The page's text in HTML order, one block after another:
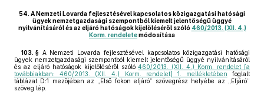
54. A Nemzeti Lovarda fejlesztésével kapcsolatos közigazgatási hatósági
ügyek nemzetgazdasági szempontból kiemelt jelentőségű üggyé
nyilvánításáról és az eljáró hatóságok kijelöléséről szóló 460/2013. (XII. 4.)
Korm. rendeletemódosítása
103. § A Nemzeti Lovarda fejlesztésével kapcsolatos közigazgatási hatósági
ügyek nemzetgazdasági szempontból kiemelt jelentőségű üggyé nyilvánításáról
és az eljáró hatóságok kijelöléséről szóló460/2013. (XII. 4.) Korm. rendelet [a
továbbiakban: 460/2013. (XII. 4.) Korm. rendelet] 1. mellékletében foglalt
táblázat D:1 mezőjében az „Első fokon eljáró” szövegrész helyébe az „Eljáró”
szöveg lép.